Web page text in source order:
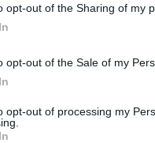
opt-out of the Sharing of my
opt-out of the Sale of my
opt-out of processing my
μας δίκτυο
μας
και πρόεδρος
«Δεν